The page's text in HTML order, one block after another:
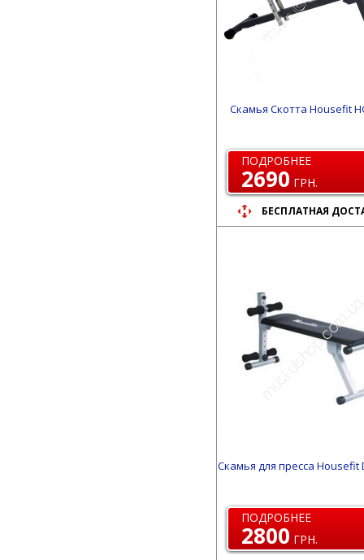
Скамья Скотта Housefit
ПОДРОБНЕЕ
2690 ГРН.
БЕСПЛАТНАЯ
Скамья для пресса Housefit
ПОДРОБНЕЕ
2800 ГРН.